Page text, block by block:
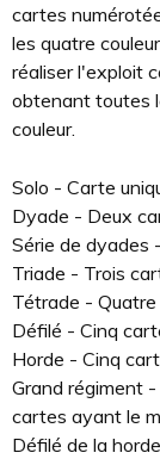
cartes
les quatre
réaliser l'exploit
obtenant toutes
couleur.
Solo - Carte
Dyade - Deux
Série de dyades
Triade - Trois
Tétrade -
Défilé - Cinq
Horde - Cinq
Grand régiment
cartes ayant le
Défilé de la